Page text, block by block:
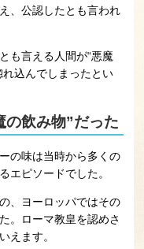
、公認したとも言われ
も言える人間が“悪魔
込んでしまったとい
の飲み物”だった
の味は当時から多くの
エピソードでした。
、ヨーロッパではその
。ローマ教皇を認めさ
えます。